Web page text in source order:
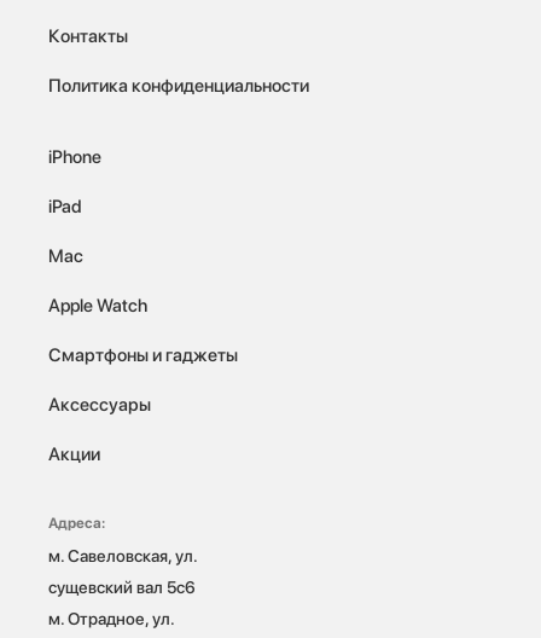
Контакты
Политика конфиденциальности
iPhone
iPad
Mac
Apple Watch
Смартфоны и гаджеты
Аксессуары
Акции
Адреса:
м. Савеловская, ул.
сущевский вал 5с6
м. Отрадное, ул.